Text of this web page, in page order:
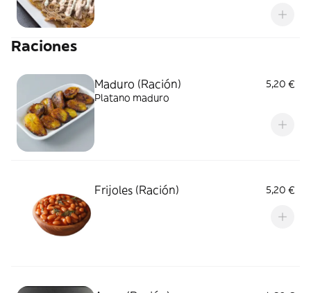
Raciones
Maduro (Ración)
5,20 €
Platano maduro
Frijoles (Ración) 5,20 €